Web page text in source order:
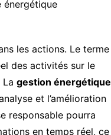
énergétique
les actions. Le terme
des activités sur le
gestion énergétique
et l’amélioration
responsable pourra
en temps réel, ce